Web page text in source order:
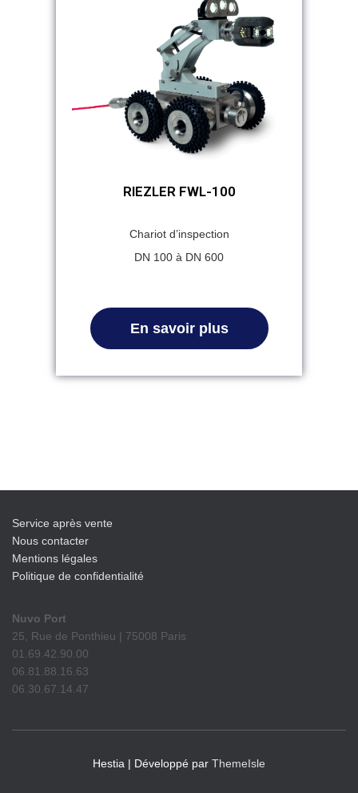
RIEZLER FWL-100
Chariot d’inspection
DN 100 à DN 600
En savoir plus
Service après vente
Nous contacter
Mentions légales
Politique de confidentialité
Nuvo Port
25, Rue de Ponthieu | 75008 Paris
01.69.42.90.00
06.81.88.16.63
06.30.67.14.47
Hestia | Développé par ThemeIsle